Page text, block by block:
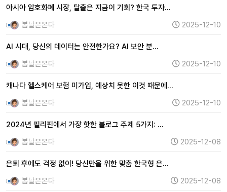
아시아 암호화폐 시장, 탈출은 지금이 기회? 한국 투자…
봄날은온다
2025-12-10
AI 시대, 당신의 데이터는 안전한가요? AI 보안 분…
봄날은온다
2025-12-10
캐나다 헬스케어 보험 미가입, 예상치 못한 이것 때문에…
봄날은온다
2025-12-10
2024년 필리핀에서 가장 핫한 블로그 주제 5가지: …
봄날은온다
2025-12-08
은퇴 후에도 걱정 없이! 당신만을 위한 맞춤 한국형 은…
봄날은온다
2025-12-08